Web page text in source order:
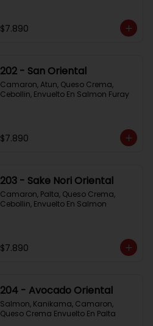
$7.890
202 - San Oriental
Camaron, Atun, Queso Crema,
Cebollin, Envuelto En Salmon Furay
$7.890
203 - Sake Nori Oriental
Camaron, Palta, Queso Crema,
Cebollin, Envuelto En Salmon
$7.890
204 - Avocado Oriental
Salmon, Kanikama, Camaron,
Queso Crema Envuelto En Palta